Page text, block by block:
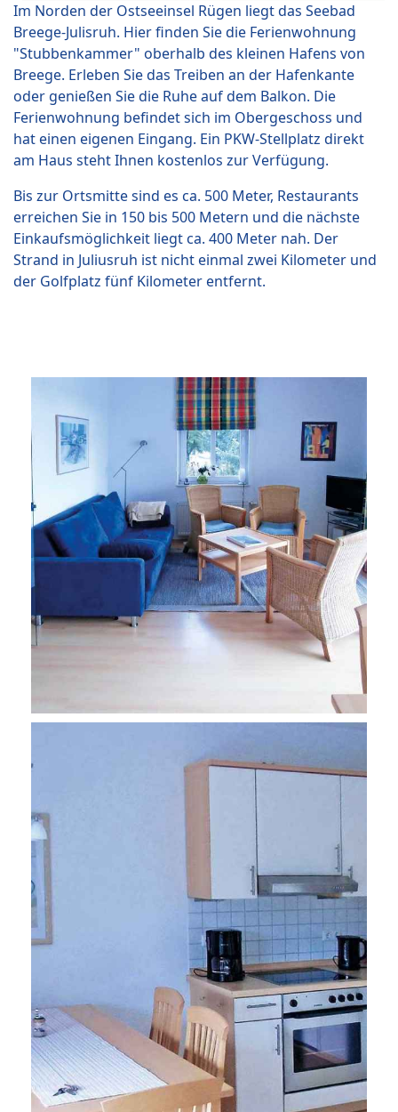
Im Norden der Ostseeinsel Rügen liegt das Seebad
Breege-Julisruh. Hier finden Sie die Ferienwohnung
"Stubbenkammer" oberhalb des kleinen Hafens von
Breege. Erleben Sie das Treiben an der Hafenkante
oder genießen Sie die Ruhe auf dem Balkon. Die
Ferienwohnung befindet sich im Obergeschoss und
hat einen eigenen Eingang. Ein PKW-Stellplatz direkt
am Haus steht Ihnen kostenlos zur Verfügung.
Bis zur Ortsmitte sind es ca. 500 Meter, Restaurants
erreichen Sie in 150 bis 500 Metern und die nächste
Einkaufsmöglichkeit liegt ca. 400 Meter nah. Der
Strand in Juliusruh ist nicht einmal zwei Kilometer und
der Golfplatz fünf Kilometer entfernt.